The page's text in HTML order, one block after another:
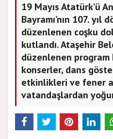
19 Mayıs Atatürk’ü
Bayramı’nın 107. yıl
düzenlenen coşku
kutlandı. Ataşehir
düzenlenen program
konserler, dans
etkinlikleri ve fener
vatandaşlardan